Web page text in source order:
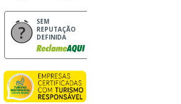
SEM
REPUTAÇÃO
DEFINIDA